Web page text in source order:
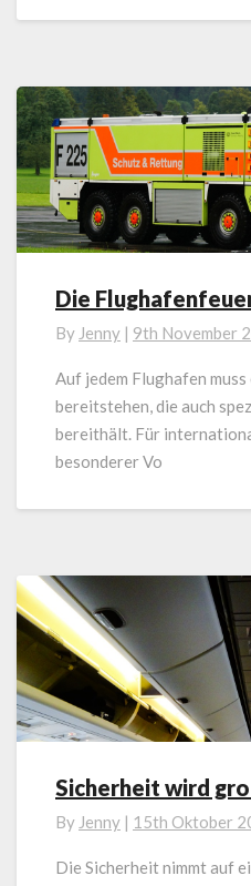
Die
Flughafenfeuerwehr
Die
By Jenny | 9th November
Auf jedem Flughafen
bereitstehen, die auch
bereithält. Für
besonderer Vo
Sicherheit
groß
geschrieben
Sicherheit wird
By Jenny | 15th Oktober
Die Sicherheit nimmt auf